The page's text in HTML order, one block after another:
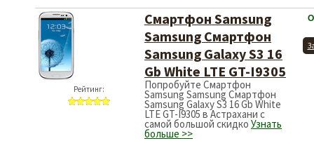
Рейтинг:
Смартфон Samsung
Samsung Смартфон
Samsung Galaxy S3 16
Gb White LTE GT-I9305
Попробуйте Смартфон
Samsung Samsung Смартфон
Samsung Galaxy S3 16 Gb White
LTE GT-I9305 в Астрахани с
самой большой скидко Узнать
больше >>